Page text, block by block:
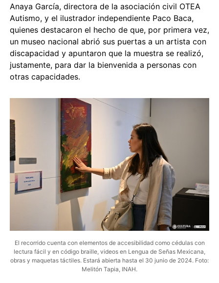
Anaya García, directora de la asociación civil OTEA
Autismo, y el ilustrador independiente Paco Baca,
quienes destacaron el hecho de que, por primera vez,
un museo nacional abrió sus puertas a un artista con
discapacidad y apuntaron que la muestra se realizó,
justamente, para dar la bienvenida a personas con
otras capacidades.
El recorrido cuenta con elementos de accesibilidad como cédulas con
lectura fácil y en código braille, videos en Lengua de Señas Mexicana,
obras y maquetas táctiles. Estará abierta hasta el 30 junio de 2024. Foto:
Melitón Tapia, INAH.